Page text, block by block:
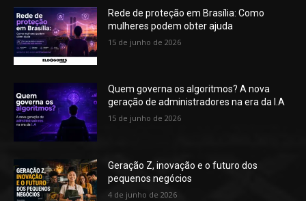
Rede de proteção em Brasília: Como
mulheres podem obter ajuda
15 de junho de 2026
Quem governa os algoritmos? A nova
geração de administradores na era da I.A
15 de junho de 2026
Geração Z, inovação e o futuro dos
pequenos negócios
4 de junho de 2026